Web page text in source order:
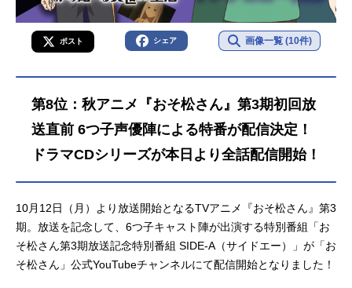
ポスト シェア 画像一覧 (10件)
第8位：秋アニメ『おそ松さん』第3期初回放
送直前 6つ子声優陣による特番が配信決定！
ドラマCDシリーズが本日より全話配信開始！
10月12日（月）より放送開始となるTVアニメ『おそ松さん』第3
期。放送を記念して、6つ子キャスト陣が出演する特別番組「お
そ松さん第3期放送記念特別番組 SIDE-A（サイドエー）」が「お
そ松さん」公式YouTubeチャンネルにて配信開始となりました！